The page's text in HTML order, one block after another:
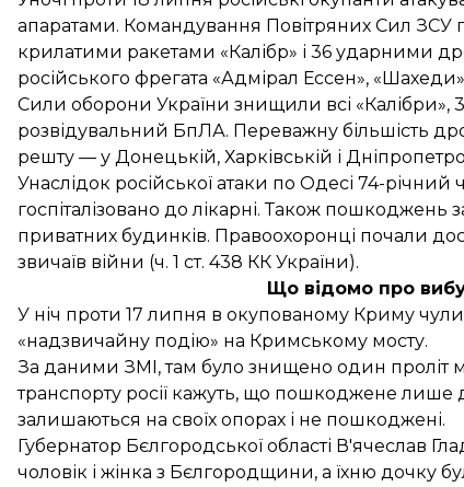
апаратами. Командування Повітряних Сил ЗСУ
крилатими ракетами «Калібр» і 36 ударними
російського фрегата «Адмірал Ессен»,
Сили оборони України знищили всі «Калібри»,
розвідувальний БпЛА. Переважну більшість
решту — у Донецькій, Харківській і
Унаслідок російської атаки по Одесі 74-
госпіталізовано до лікарні. Також пошкоджень
приватних будинків. Правоохоронці почали
звичаїв війни (ч. 1 ст. 438 КК України).
Що відомо про
У ніч проти 17 липня в окупованому Криму
«надзвичайну подію» на Кримському мосту.
За даними ЗМІ, там було знищено один проліт
транспорту росії кажуть, що пошкоджене лише
залишаються на своїх опорах і не пошкоджені.
Губернатор Бєлгородської області В'ячеслав
чоловік і жінка з Бєлгородщини, а їхню дочку